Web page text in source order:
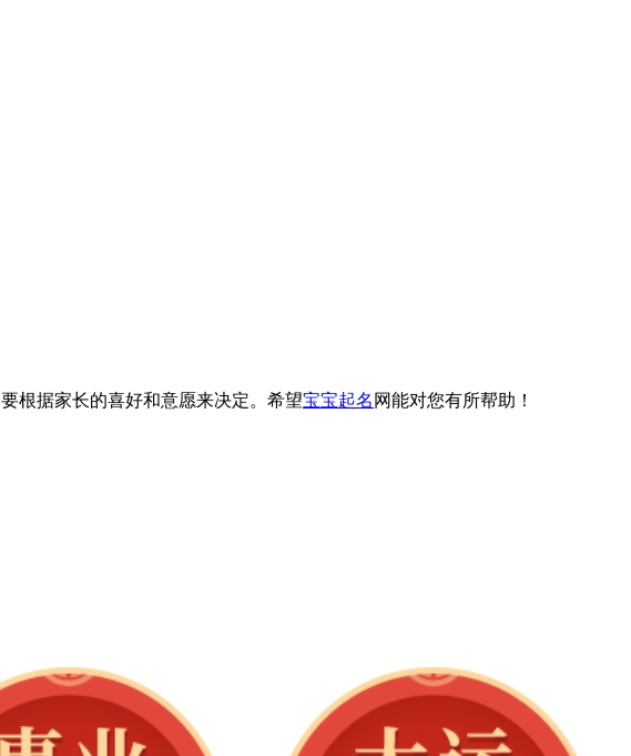
根据家长的喜好和意愿来决定。希望宝宝起名 网能对您有所帮助！